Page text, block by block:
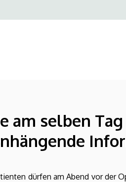
Felső
am selben
dürfen am Abend vor der